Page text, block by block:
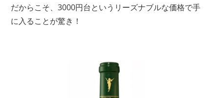
だからこそ、3000円台というリーズナブルな価格で手
に入ることが驚き！